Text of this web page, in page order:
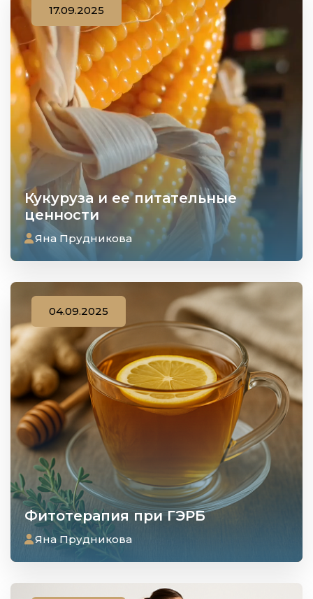
Кукуруза и ее питательные
ценности
17.09.2025
Яна Прудникова
Фитотерапия при ГЭРБ
04.09.2025
Яна Прудникова